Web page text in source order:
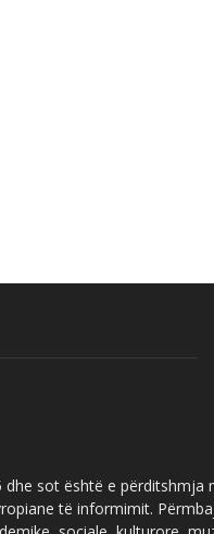
dhe sot është e përditshmja
të informimit.